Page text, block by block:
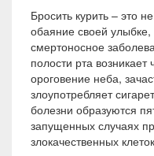
Бросить курить – это
обаяние своей
смертоносное
полости рта
ороговение неба,
злоупотребляет
болезни образуются
запущенных случаях
злокачественных